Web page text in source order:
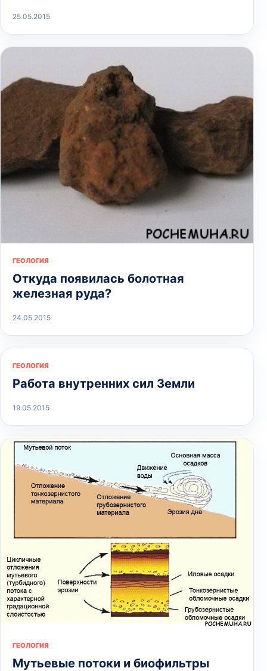
25.05.2015
ГЕОЛОГИЯ
Откуда появилась болотная
железная руда?
24.05.2015
ГЕОЛОГИЯ
Работа внутренних сил Земли
19.05.2015
ГЕОЛОГИЯ
Мутьевые потоки и биофильтры